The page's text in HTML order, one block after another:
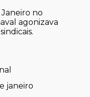
no
agonizava
janeiro